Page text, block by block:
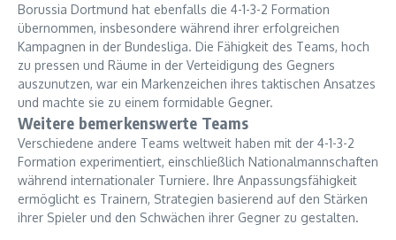
Borussia Dortmund hat ebenfalls die 4-1-3-2 Formation
übernommen, insbesondere während ihrer erfolgreichen
Kampagnen in der Bundesliga. Die Fähigkeit des Teams, hoch
zu pressen und Räume in der Verteidigung des Gegners
auszunutzen, war ein Markenzeichen ihres taktischen Ansatzes
und machte sie zu einem formidable Gegner.
Weitere bemerkenswerte Teams
Verschiedene andere Teams weltweit haben mit der 4-1-3-2
Formation experimentiert, einschließlich Nationalmannschaften
während internationaler Turniere. Ihre Anpassungsfähigkeit
ermöglicht es Trainern, Strategien basierend auf den Stärken
ihrer Spieler und den Schwächen ihrer Gegner zu gestalten.